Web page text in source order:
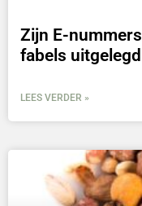
Zijn E-
fabels uitgelegd
LEES VERDER »